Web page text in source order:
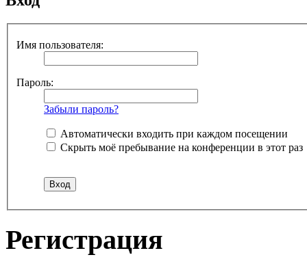
Имя пользователя:
Пароль:
Забыли пароль?
Автоматически входить при каждом посещении
Скрыть моё пребывание на конференции в этот раз
Регистрация